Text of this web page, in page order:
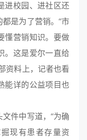
校园、进社区还
是为了营销。“市
懂营销知识。要做
。这是爱尔一直给
资料上，记者也看
能详的公益项目也
件中写道，“为确
现有患者存量资